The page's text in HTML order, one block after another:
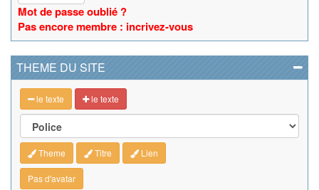
Mot de passe oublié ?
Pas encore membre : incrivez-vous
THEME DU SITE
le texte le texte
Theme Titre Lien
Pas d'avatar